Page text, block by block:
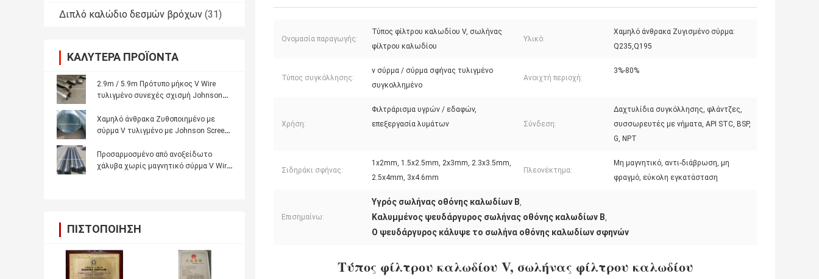
Διπλό καλώδιο δεσμών βρόχων (31)
ΚΑΛΎΤΕΡΑ ΠΡΟΪΌΝΤΑ
2.9m / 5.9m Πρότυπο μήκος V Wire
τυλιγμένο συνεχές σχισμή Johnson
δοχείου
Χαμηλό άνθρακα Ζυθοποιημένο με
σύρμα V τυλιγμένο με Johnson Screen
στήριξης Q235 Professional
Προσαρμοσμένο από ανοξείδωτο
χάλυβα χωρίς μαγνητικό σύρμα V Wire
ΠΙΣΤΟΠΟΊΗΣΗ
Ονομασία παραγωγής:
Τύπος φίλτρου καλωδίου V, σωλήνας
φίλτρου καλωδίου
Υλικό:
Χαμηλό άνθρακα Ζυγισμένο σύρμα:
Q235,Q195
Τύπος συγκόλλησης:
v σύρμα / σύρμα σφήνας τυλιγμένο
συγκολλημένο
Ανοιχτή περιοχή:
3%-80%
Χρήση:
Φιλτράρισμα υγρών / εδαφών,
επεξεργασία λυμάτων
Σύνδεση:
Δαχτυλίδια συγκόλλησης, φλάντζες,
συσσωρευτές με νήματα, API STC, BSP,
G, NPT
Σιδηράκι σφήνας:
1x2mm, 1.5x2.5mm, 2x3mm, 2.3x3.5mm,
2.5x4mm, 3x4.6mm
Πλεονέκτημα:
Μη μαγνητικό, αντι-διάβρωση, μη
φραγμό, εύκολη εγκατάσταση
Επισημαίνω:
Υγρός σωλήνας οθόνης καλωδίων Β,
Καλυμμένος ψευδάργυρος σωλήνας οθόνης καλωδίων Β,
Ο ψευδάργυρος κάλυψε το σωλήνα οθόνης καλωδίων σφηνών
Τύπος φίλτρου καλωδίου V, σωλήνας φίλτρου καλωδίου